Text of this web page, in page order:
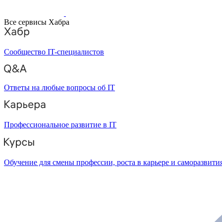
Все сервисы Хабра
Сообщество IT-специалистов
Ответы на любые вопросы об IT
Профессиональное развитие в IT
Обучение для смены профессии, роста в карьере и